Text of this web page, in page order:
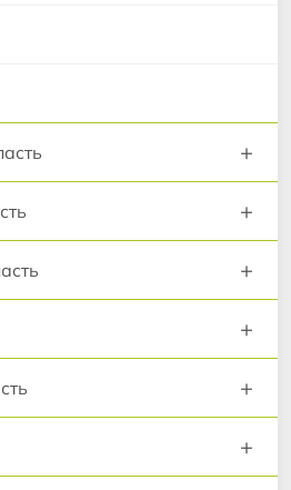
+
+
+
+
+
+